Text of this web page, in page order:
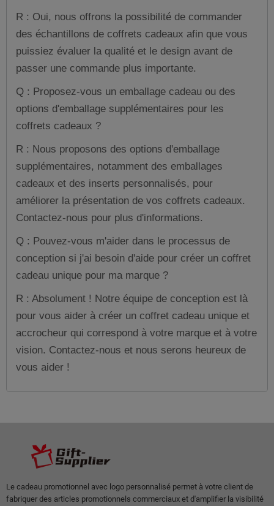
R : Oui, nous offrons la possibilité de commander
des échantillons de coffrets cadeaux afin que vous
puissiez évaluer la qualité et le design avant de
passer une commande plus importante.
Q : Proposez-vous un emballage cadeau ou des
options d'emballage supplémentaires pour les
coffrets cadeaux ?
R : Nous proposons des options d'emballage
supplémentaires, notamment des emballages
cadeaux et des inserts personnalisés, pour
améliorer la présentation de vos coffrets cadeaux.
Contactez-nous pour plus d'informations.
Q : Pouvez-vous m'aider dans le processus de
conception si j'ai besoin d'aide pour créer un coffret
cadeau unique pour ma marque ?
R : Absolument ! Notre équipe de conception est là
pour vous aider à créer un coffret cadeau unique et
accrocheur qui correspond à votre marque et à votre
vision. Contactez-nous et nous serons heureux de
vous aider !
Le cadeau promotionnel avec logo personnalisé permet à votre client de
fabriquer des articles promotionnels commerciaux et d'amplifier la visibilité